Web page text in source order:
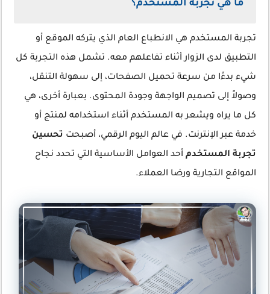
ما هي تجربة المستخدم؟
تجربة المستخدم هي الانطباع العام الذي يتركه الموقع أو
التطبيق لدى الزوار أثناء تفاعلهم معه. تشمل هذه التجربة كل
شيء بدءًا من سرعة تحميل الصفحات، إلى سهولة التنقل،
وصولاً إلى تصميم الواجهة وجودة المحتوى. بعبارة أخرى، هي
كل ما يراه ويشعر به المستخدم أثناء استخدامه لمنتج أو
خدمة عبر الإنترنت. في عالم اليوم الرقمي، أصبحت تحسين
تجربة المستخدم أحد العوامل الأساسية التي تحدد نجاح
المواقع التجارية ورضا العملاء.